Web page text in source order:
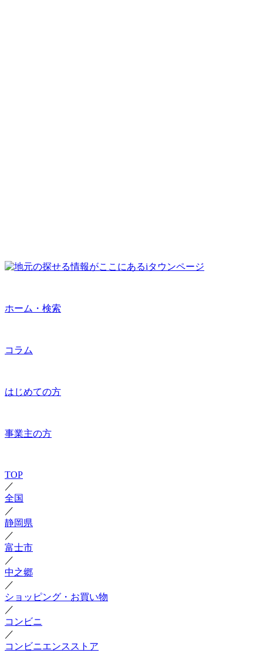
ホーム・検索
コラム
はじめての方
事業主の方
TOP
／
全国
／
静岡県
／
富士市
／
中之郷
／
ショッピング・お買い物
／
コンビニ
／
コンビニエンスストア